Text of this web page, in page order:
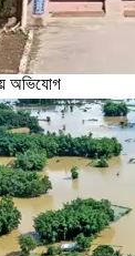
অভিযোগ